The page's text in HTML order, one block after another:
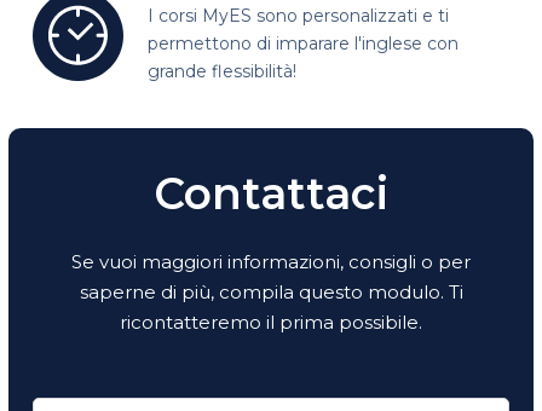
I corsi MyES sono personalizzati eti
permettono di imparare l'inglese con
grande flessibilità!
Contattaci
Se vuoi maggiori informazioni, consigli o per
saperne di più, compila questo modulo. Ti
ricontatteremo il prima possibile.